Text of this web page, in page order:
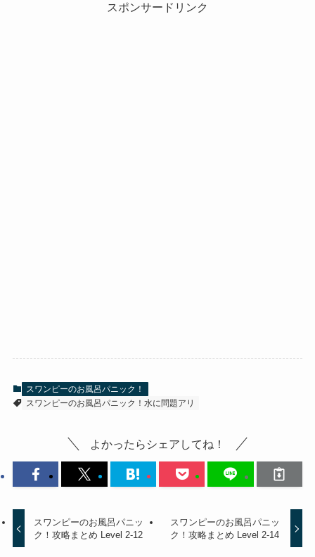
スポンサードリンク
スワンピーのお風呂パニック！
スワンピーのお風呂パニック！水に問題アリ
よかったらシェアしてね！
スワンピーのお風呂パニッ
ク！攻略まとめ Level 2-12
スワンピーのお風呂パニッ
ク！攻略まとめ Level 2-14